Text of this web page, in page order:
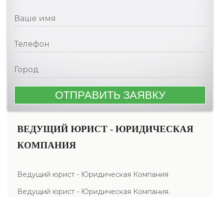
ВЕДУЩИЙ ЮРИСТ - ЮРИДИЧЕСКАЯ
КОМПАНИЯ
Ведущий юрист - Юридическая Компания
Ведущий юрист - Юридическая Компания.